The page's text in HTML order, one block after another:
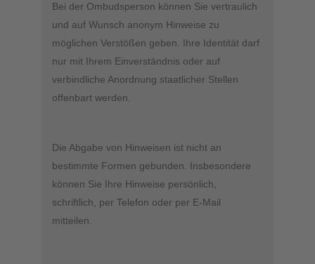
Bei der Ombudsperson können Sie vertraulich
und auf Wunsch anonym Hinweise zu
möglichen Verstößen geben. Ihre Identität darf
nur mit Ihrem Einverständnis oder auf
verbindliche Anordnung staatlicher Stellen
offenbart werden.
Die Abgabe von Hinweisen ist nicht an
bestimmte Formen gebunden. Insbesondere
können Sie Ihre Hinweise persönlich,
schriftlich, per Telefon oder per E-Mail
mitteilen.